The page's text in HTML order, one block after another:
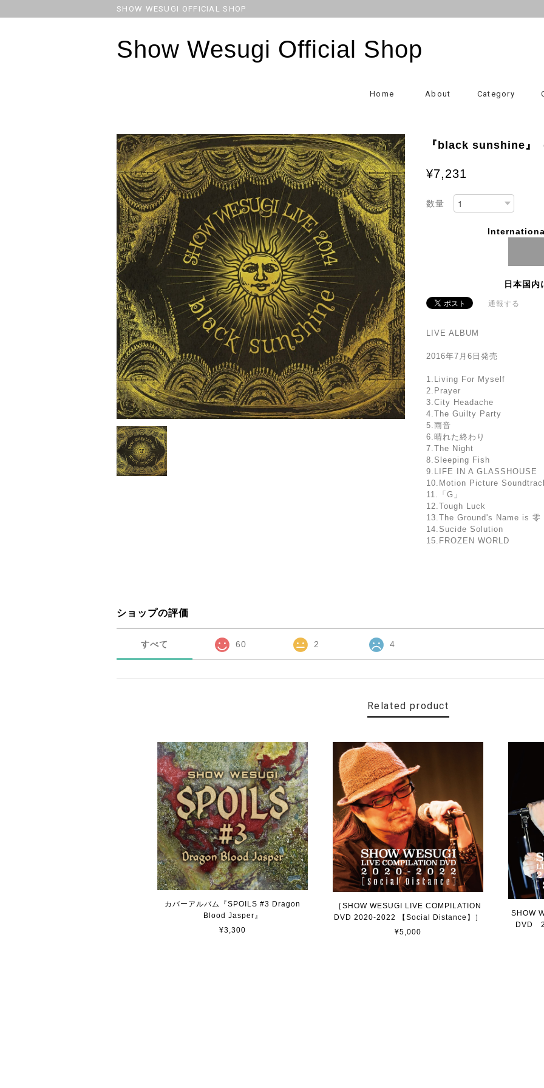
SHOW WESUGI OFFICIAL SHOP
Show Wesugi Official Shop
Home About Category
『black sunshine』
¥7,231
数量
日本国内
通報する
LIVE ALBUM
2016年7月6日発売
1.Living For Myself
2.Prayer
3.City Headache
4.The Guilty Party
5.雨音
6.晴れた終わり
7.The Night
8.Sleeping Fish
9.LIFE IN A GLASSHOUSE
10.Motion Picture
11.「G」
12.Tough Luck
13.The Ground's Name is 零
14.Sucide Solution
15.FROZEN WORLD
ショップの評価
すべて 60 2 4
Related product
カバーアルバム『SPOILS #3 Dragon
Blood Jasper』
¥3,300
［SHOW WESUGI LIVE COMPILATION
DVD 2020-2022 【Social Distance】］
¥5,000
SHOW
DVD